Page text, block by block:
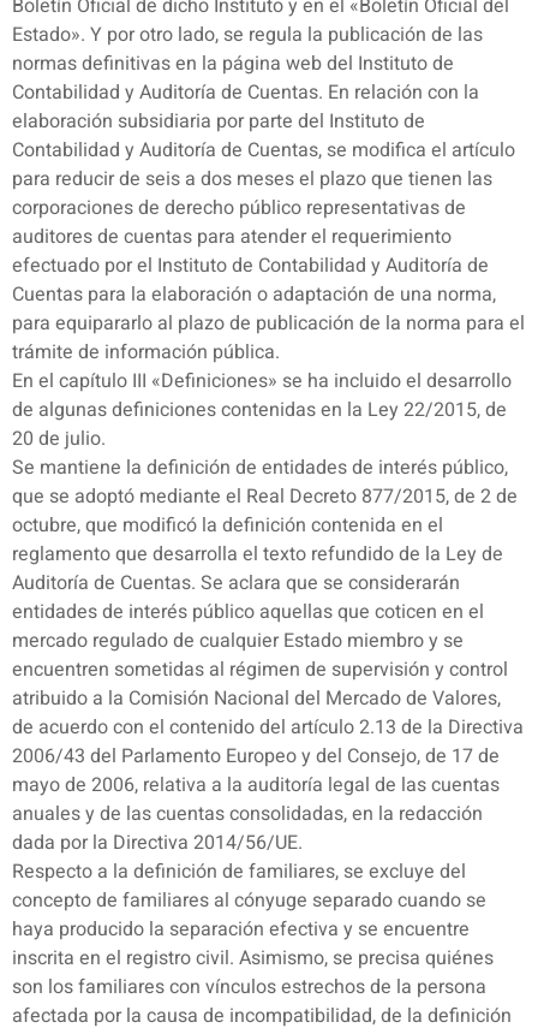
Boletín Oficial de dicho Instituto y en el «Boletín Oficial del
Estado». Y por otro lado, se regula la publicación de las
normas definitivas en la página web del Instituto de
Contabilidad y Auditoría de Cuentas. En relación con la
elaboración subsidiaria por parte del Instituto de
Contabilidad y Auditoría de Cuentas, se modifica el artículo
para reducir de seis a dos meses el plazo que tienen las
corporaciones de derecho público representativas de
auditores de cuentas para atender el requerimiento
efectuado por el Instituto de Contabilidad y Auditoría de
Cuentas para la elaboración o adaptación de una norma,
para equipararlo al plazo de publicación de la norma para el
trámite de información pública.
En el capítulo III «Definiciones» se ha incluido el desarrollo
de algunas definiciones contenidas en la Ley 22/2015, de
20 de julio.
Se mantiene la definición de entidades de interés público,
que se adoptó mediante el Real Decreto 877/2015, de 2 de
octubre, que modificó la definición contenida en el
reglamento que desarrolla el texto refundido de la Ley de
Auditoría de Cuentas. Se aclara que se considerarán
entidades de interés público aquellas que coticen en el
mercado regulado de cualquier Estado miembro y se
encuentren sometidas al régimen de supervisión y control
atribuido a la Comisión Nacional del Mercado de Valores,
de acuerdo con el contenido del artículo 2.13 de la Directiva
2006/43 del Parlamento Europeo y del Consejo, de 17 de
mayo de 2006, relativa a la auditoría legal de las cuentas
anuales y de las cuentas consolidadas, en la redacción
dada por la Directiva 2014/56/UE.
Respecto a la definición de familiares, se excluye del
concepto de familiares al cónyuge separado cuando se
haya producido la separación efectiva y se encuentre
inscrita en el registro civil. Asimismo, se precisa quiénes
son los familiares con vínculos estrechos de la persona
afectada por la causa de incompatibilidad, de la definición